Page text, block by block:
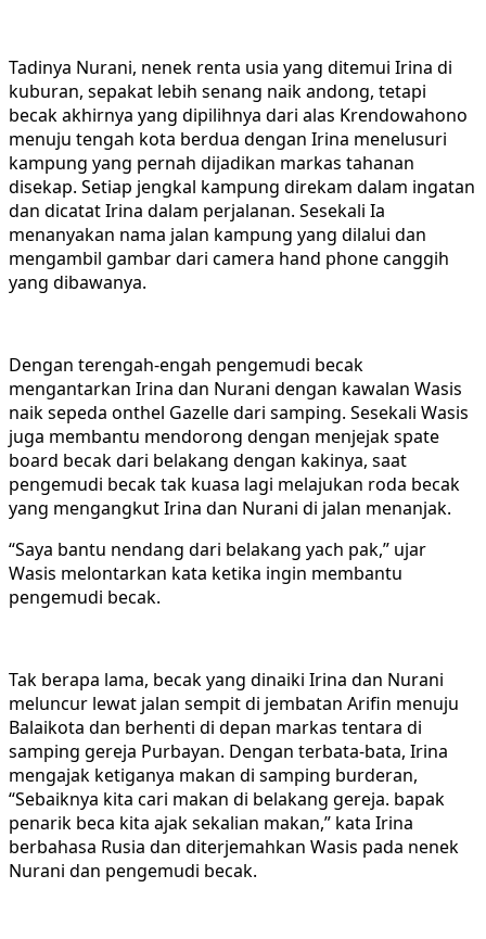
Tadinya Nurani, nenek renta usia yang ditemui Irina di
kuburan, sepakat lebih senang naik andong, tetapi
becak akhirnya yang dipilihnya dari alas Krendowahono
menuju tengah kota berdua dengan Irina menelusuri
kampung yang pernah dijadikan markas tahanan
disekap. Setiap jengkal kampung direkam dalam ingatan
dan dicatat Irina dalam perjalanan. Sesekali Ia
menanyakan nama jalan kampung yang dilalui dan
mengambil gambar dari camera hand phone canggih
yang dibawanya.
Dengan terengah-engah pengemudi becak
mengantarkan Irina dan Nurani dengan kawalan Wasis
naik sepeda onthel Gazelle dari samping. Sesekali Wasis
juga membantu mendorong dengan menjejak spate
board becak dari belakang dengan kakinya, saat
pengemudi becak tak kuasa lagi melajukan roda becak
yang mengangkut Irina dan Nurani di jalan menanjak.
“Saya bantu nendang dari belakang yach pak,” ujar
Wasis melontarkan kata ketika ingin membantu
pengemudi becak.
Tak berapa lama, becak yang dinaiki Irina dan Nurani
meluncur lewat jalan sempit di jembatan Arifin menuju
Balaikota dan berhenti di depan markas tentara di
samping gereja Purbayan. Dengan terbata-bata, Irina
mengajak ketiganya makan di samping burderan,
“Sebaiknya kita cari makan di belakang gereja. bapak
penarik beca kita ajak sekalian makan,” kata Irina
berbahasa Rusia dan diterjemahkan Wasis pada nenek
Nurani dan pengemudi becak.